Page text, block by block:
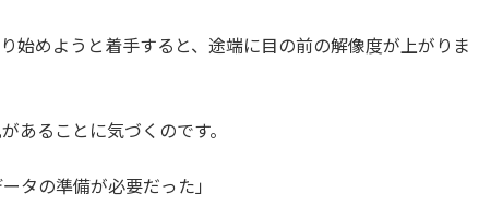
始めようと着手すると、途端に目の前の解像度が上がりま
あることに気づくのです。
タの準備が必要だった」